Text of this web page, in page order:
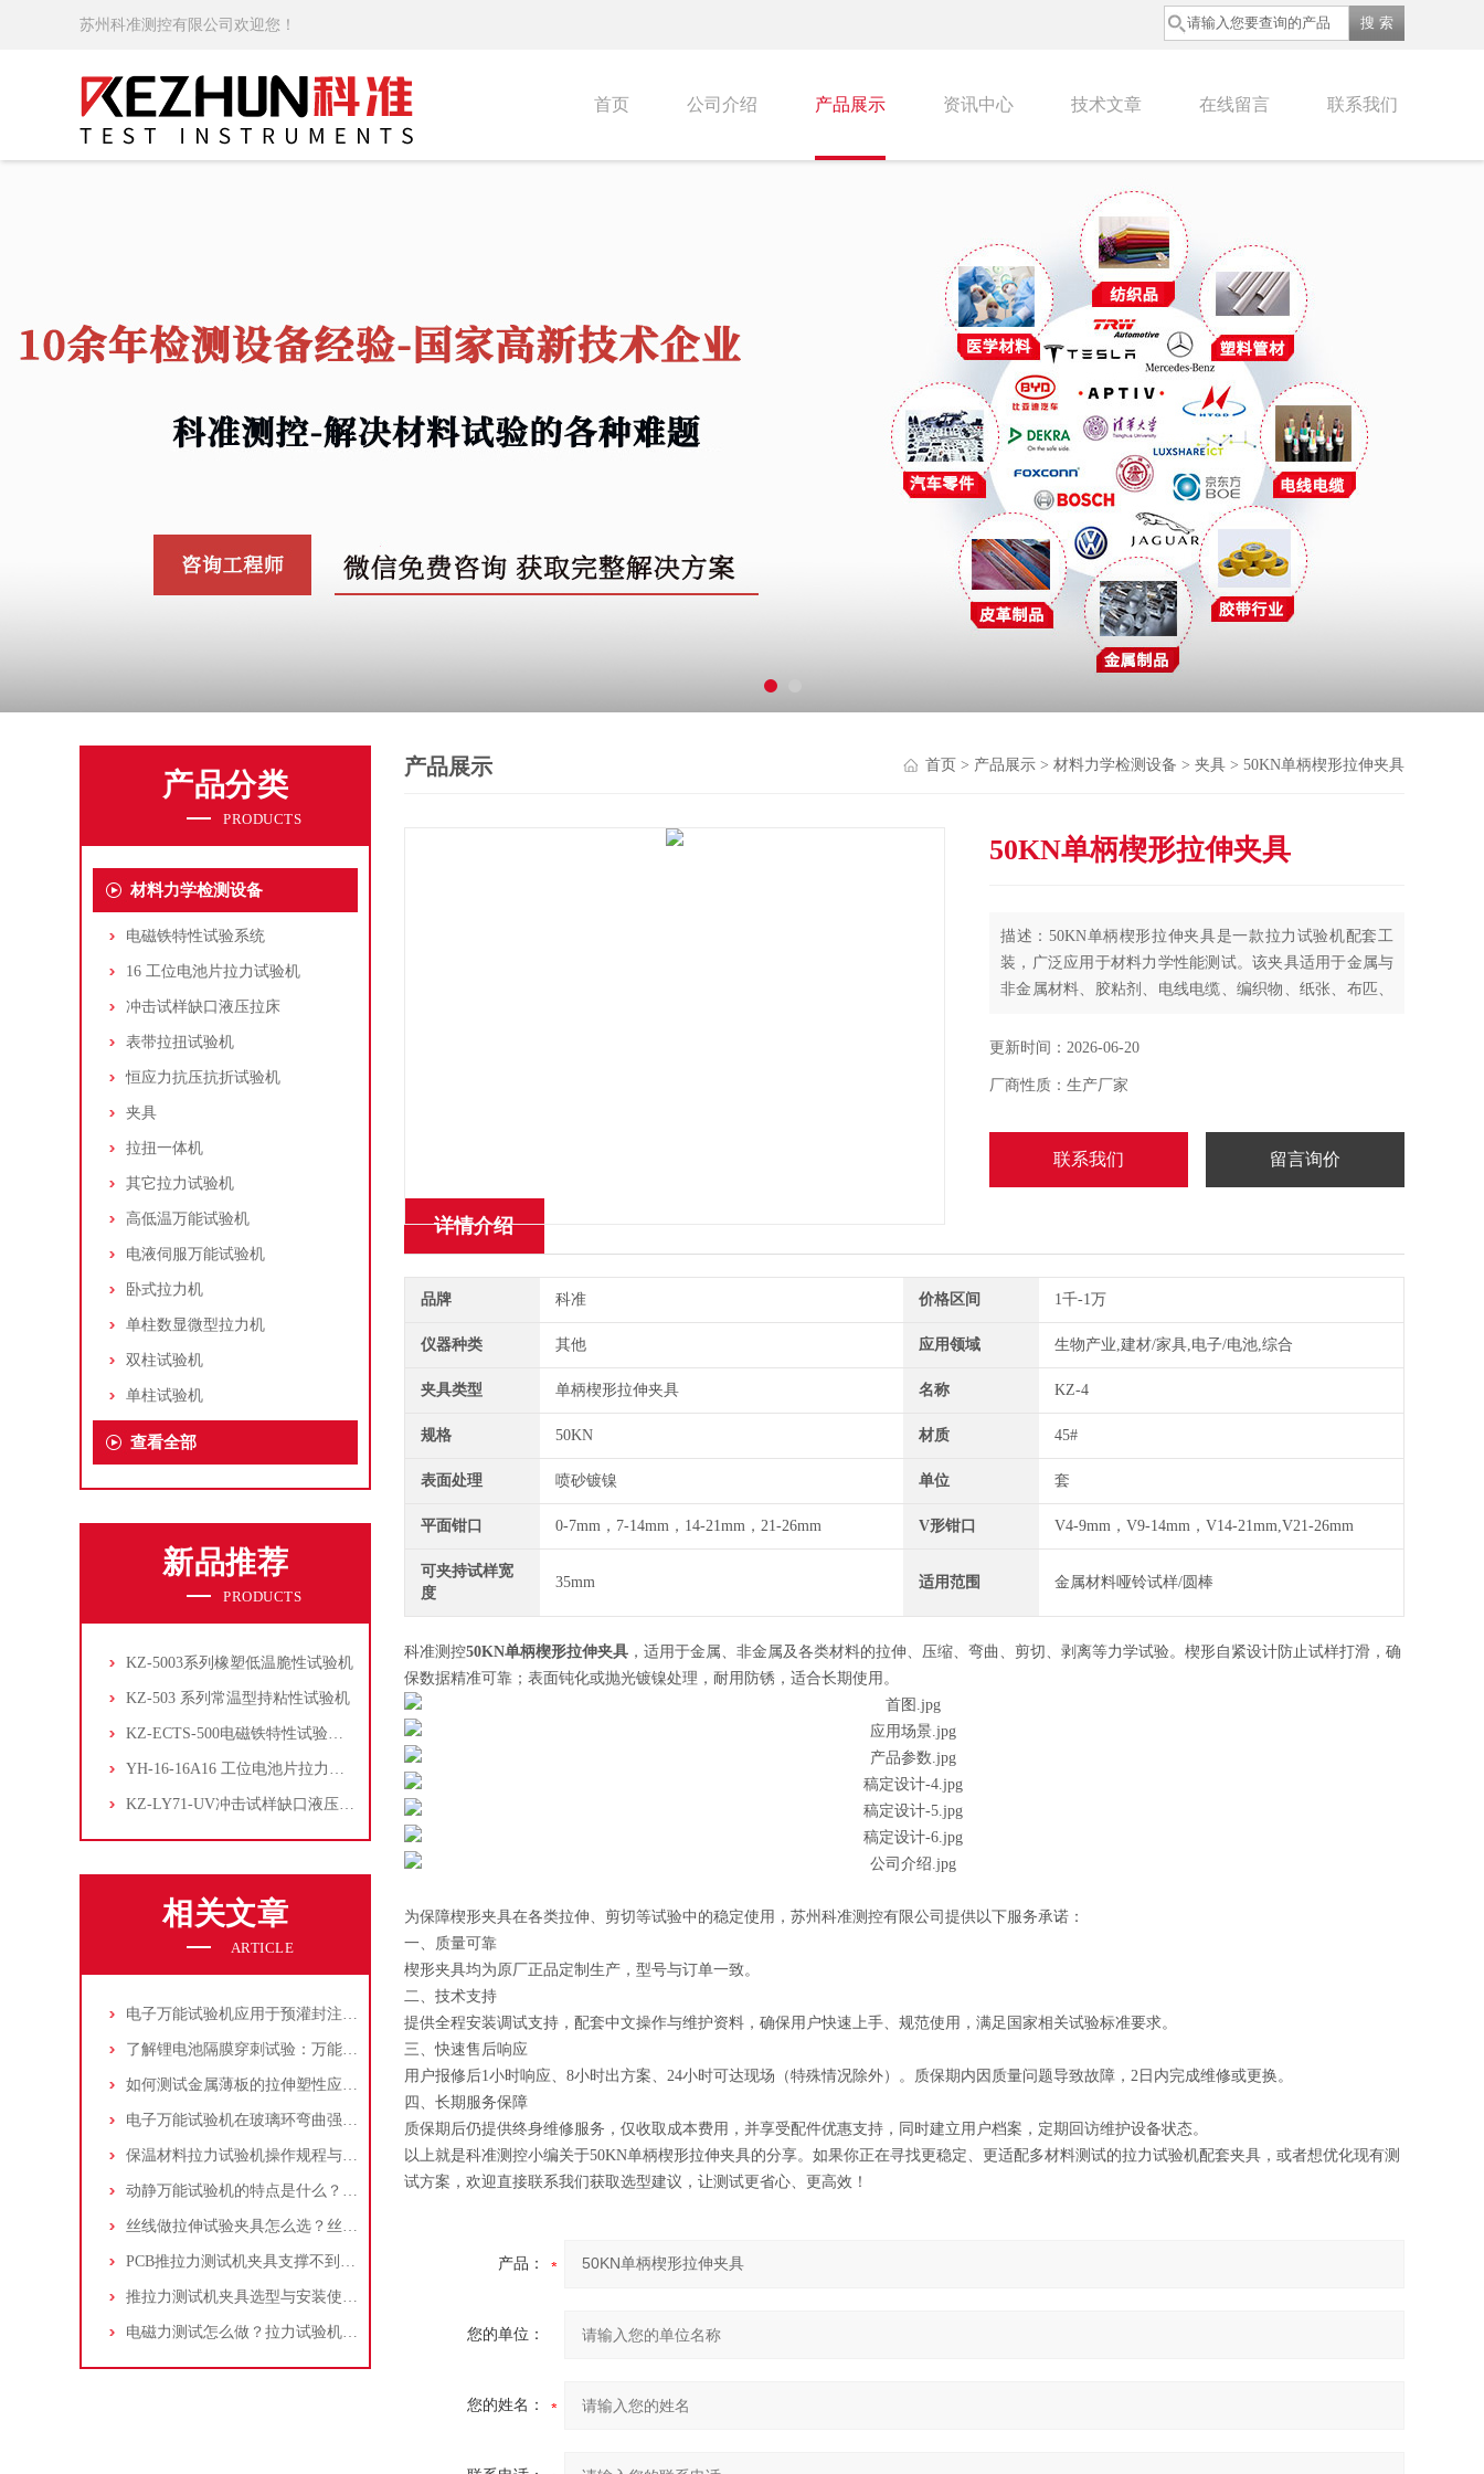
苏州科准测控有限公司欢迎您！
首页 公司介绍 产品展示 资讯中心 技术文章 在线留言 联系我们
产品分类
PRODUCTS
材料力学检测设备
电磁铁特性试验系统
16 工位电池片拉力试验机
冲击试样缺口液压拉床
表带拉扭试验机
恒应力抗压抗折试验机
夹具
拉扭一体机
其它拉力试验机
高低温万能试验机
电液伺服万能试验机
卧式拉力机
单柱数显微型拉力机
双柱试验机
单柱试验机
查看全部
新品推荐
PRODUCTS
KZ-5003系列橡塑低温脆性试验机
KZ-503 系列常温型持粘性试验机
KZ-ECTS-500电磁铁特性试验系统
YH-16-16A16 工位电池片拉力试验机
KZ-LY71-UV冲击试样缺口液压拉床
相关文章
ARTICLE
电子万能试验机应用于预灌封注射器注射针与针座连接力测试：方法与步骤详解
了解锂电池隔膜穿刺试验：万能试验机与穿刺夹具的应用操作指南
如何测试金属薄板的拉伸塑性应变比(r值)：万能试验机操作步骤解析！
电子万能试验机在玻璃环弯曲强度测试中的应用：原理、标准和流程
保温材料拉力试验机操作规程与测试标准介绍：夹具选择及应用
动静万能试验机的特点是什么？适合做什么试验？
丝线做拉伸试验夹具怎么选？丝线拉伸试验夹具应该如何操作？
PCB推拉力测试机夹具支撑不到位，贴片电阻掉件却测不出？一个案例告诉你
推拉力测试机夹具选型与安装使用详细指南
电磁力测试怎么做？拉力试验机选量程/精度/夹具配置指南
产品展示 首页 > 产品展示 > 材料力学检测设备 > 夹具 > 50KN单柄楔形拉伸夹具
50KN单柄楔形拉伸夹具
描述：50KN单柄楔形拉伸夹具是一款拉力试验机配套工
装，广泛应用于材料力学性能测试。该夹具适用于金属与
非金属材料、胶粘剂、电线电缆、编织物、纸张、布匹、
缩、弯曲、剪切、剥离、撕裂和抗折等多种力学性能测
更新时间：2026-06-20
厂商性质：生产厂家
联系我们 留言询价
详情介绍
品牌 科准 价格区间 1千-1万
仪器种类 其他 应用领域 生物产业,建材/家具,电子/电池,综合
夹具类型 单柄楔形拉伸夹具 名称 KZ-4
规格 50KN 材质 45#
表面处理 喷砂镀镍 单位 套
平面钳口 0-7mm，7-14mm，14-21mm，21-26mm V形钳口 V4-9mm，V9-14mm，V14-21mm,V21-26mm
可夹持试样宽
度
35mm 适用范围 金属材料哑铃试样/圆棒
科准测控50KN单柄楔形拉伸夹具 ，适用于金属、非金属及各类材料的拉伸、压缩、弯曲、剪切、剥离等力学试验。楔形自紧设计防止试样打滑，确
保数据精准可靠；表面钝化或抛光镀镍处理，耐用防锈，适合长期使用。
为保障楔形夹具在各类拉伸、剪切等试验中的稳定使用，苏州科准测控有限公司提供以下服务承诺：
一、质量可靠
楔形夹具均为原厂正品定制生产，型号与订单一致。
二、技术支持
提供全程安装调试支持，配套中文操作与维护资料，确保用户快速上手、规范使用，满足国家相关试验标准要求。
三、快速售后响应
用户报修后1小时响应、8小时出方案、24小时可达现场（特殊情况除外）。质保期内因质量问题导致故障，2日内完成维修或更换。
四、长期服务保障
质保期后仍提供终身维修服务，仅收取成本费用，并享受配件优惠支持，同时建立用户档案，定期回访维护设备状态。
以上就是科准测控小编关于50KN单柄楔形拉伸夹具的分享。如果你正在寻找更稳定、更适配多材料测试的拉力试验机配套夹具，或者想优化现有测
试方案，欢迎直接联系我们获取选型建议，让测试更省心、更高效！
产品：
您的单位：
您的姓名：